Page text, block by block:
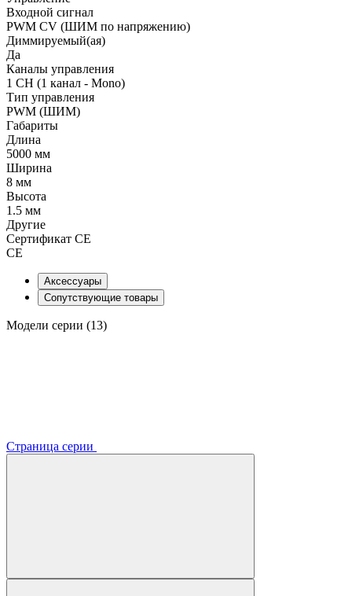
Входной сигнал
PWM СV (ШИМ по напряжению)
Диммируемый(ая)
Да
Каналы управления
1 CH (1 канал - Mono)
Тип управления
PWM (ШИМ)
Габариты
Длина
5000 мм
Ширина
8 мм
Высота
1.5 мм
Другие
Сертификат CE
CE
Аксессуары
Сопутствующие товары
Модели серии (13)
Страница серии